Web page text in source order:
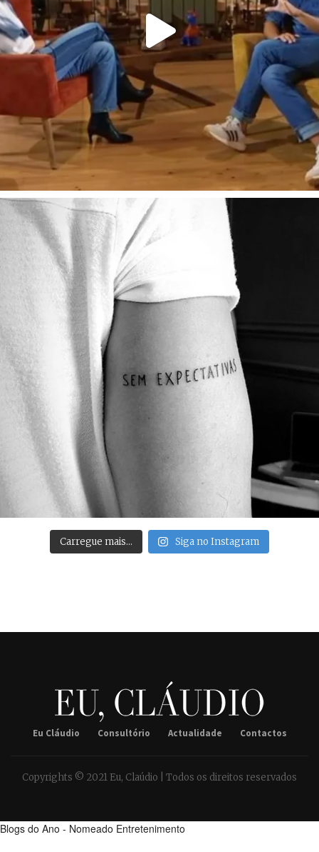
Carregue mais… Siga no Instagram
Eu Cláudio Consultório Actualidade Contactos
Copyrights © 2021 Eu, Claúdio | Todos os direitos reservados
Blogs do Ano - Nomeado Entretenimento